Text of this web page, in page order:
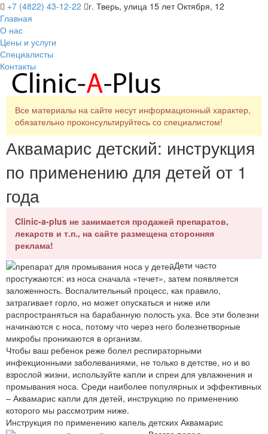
+7 (4822) 43-12-22
г. Тверь, улица 15 лет Октября, 12
Главная
О нас
Цены и услуги
Специалисты
Контакты
Все материалы на сайте несут информационный характер,
обязательно проконсультируйтесь со специалистом!
Аквамарис детский: инструкция
по применению для детей от 1
года
Clinic-a-plus не занимается продажей препаратов,
лекарств и т.п., на сайте размещена сторонняя
реклама!
Дети часто
простужаются: из носа сначала «течет», затем появляется
заложенность. Воспалительный процесс, как правило,
затрагивает горло, но может опускаться и ниже или
распространяться на барабанную полость уха. Все эти болезни
начинаются с носа, потому что через него болезнетворные
микробы проникаются в организм.
Чтобы ваш ребенок реже болел респираторными
инфекционными заболеваниями, не только в детстве, но и во
взрослой жизни, используйте капли и спреи для увлажнения и
промывания носа. Среди наиболее популярных и эффективных
– Аквамарис капли для детей, инструкцию по применению
которого мы рассмотрим ниже.
Инструкция по применению капель детских Аквамарис